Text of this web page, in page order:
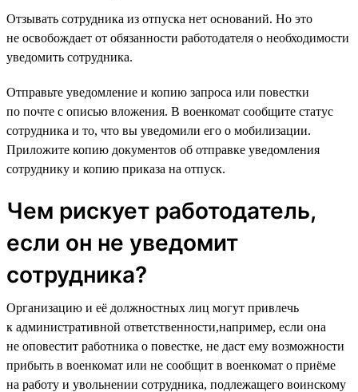
Отзывать сотрудника из отпуска нет оснований. Но это
не освобождает от обязанности работодателя о необходимости
уведомить сотрудника.
Отправьте уведомление и копию запроса или повестки
по почте с описью вложения. В военкомат сообщите статус
сотрудника и то, что вы уведомили его о мобилизации.
Приложите копию документов об отправке уведомления
сотруднику и копию приказа на отпуск.
Чем рискует работодатель,
если он не уведомит
сотрудника?
Организацию и её должностных лиц могут привлечь
к административной ответственности,например, если она
не оповестит работника о повестке, не даст ему возможности
прибыть в военкомат или не сообщит в военкомат о приёме
на работу и увольнении сотрудника, подлежащего воинскому